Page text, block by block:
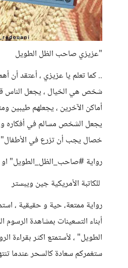
"عزيزي صاحب الظل الطويل
.. كما تعلم يا عزيزي ، أعتقد أن
شخص هي الخيال ، يجعل الناس
أماكن الآخرين ، يجعلهم طيبين
يجعل الشخص مسالم في أفكاره
خصال يجب أن تزرع في الأطفال"
رواية #صاحب_الظل_الطويل"
للكاتبة الأمريكية جين ويبستر
رواية ممتعة، حية و حقيقية ،
أبناء التسعينات بمشاهدة
الطويل" ، لأستمتع اكثر بقراءة
ستغمركم سعادة كالسحر عندما